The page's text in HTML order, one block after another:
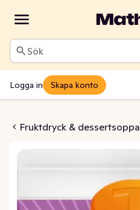
Sök
Logga in Skapa konto
Fruktdryck & dessertsoppa
Twister Tropical